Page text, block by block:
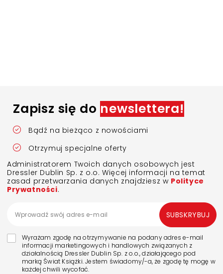
Zapisz się do newslettera!
Bądź na bieżąco z nowościami
Otrzymuj specjalne oferty
Administratorem Twoich danych osobowych jest
Dressler Dublin Sp. z o.o. Więcej informacji na temat
zasad przetwarzania danych znajdziesz w Polityce
Prywatności.
Wyrażam zgodę na otrzymywanie na podany adres e-mail
informacji marketingowych i handlowych związanych z
działalnością Dressler Dublin Sp. z o.o., działającego pod
marką Świat Książki. Jestem świadomy/-a, że zgodę tę mogę w
każdej chwili wycofać.
SUBSKRYBUJ